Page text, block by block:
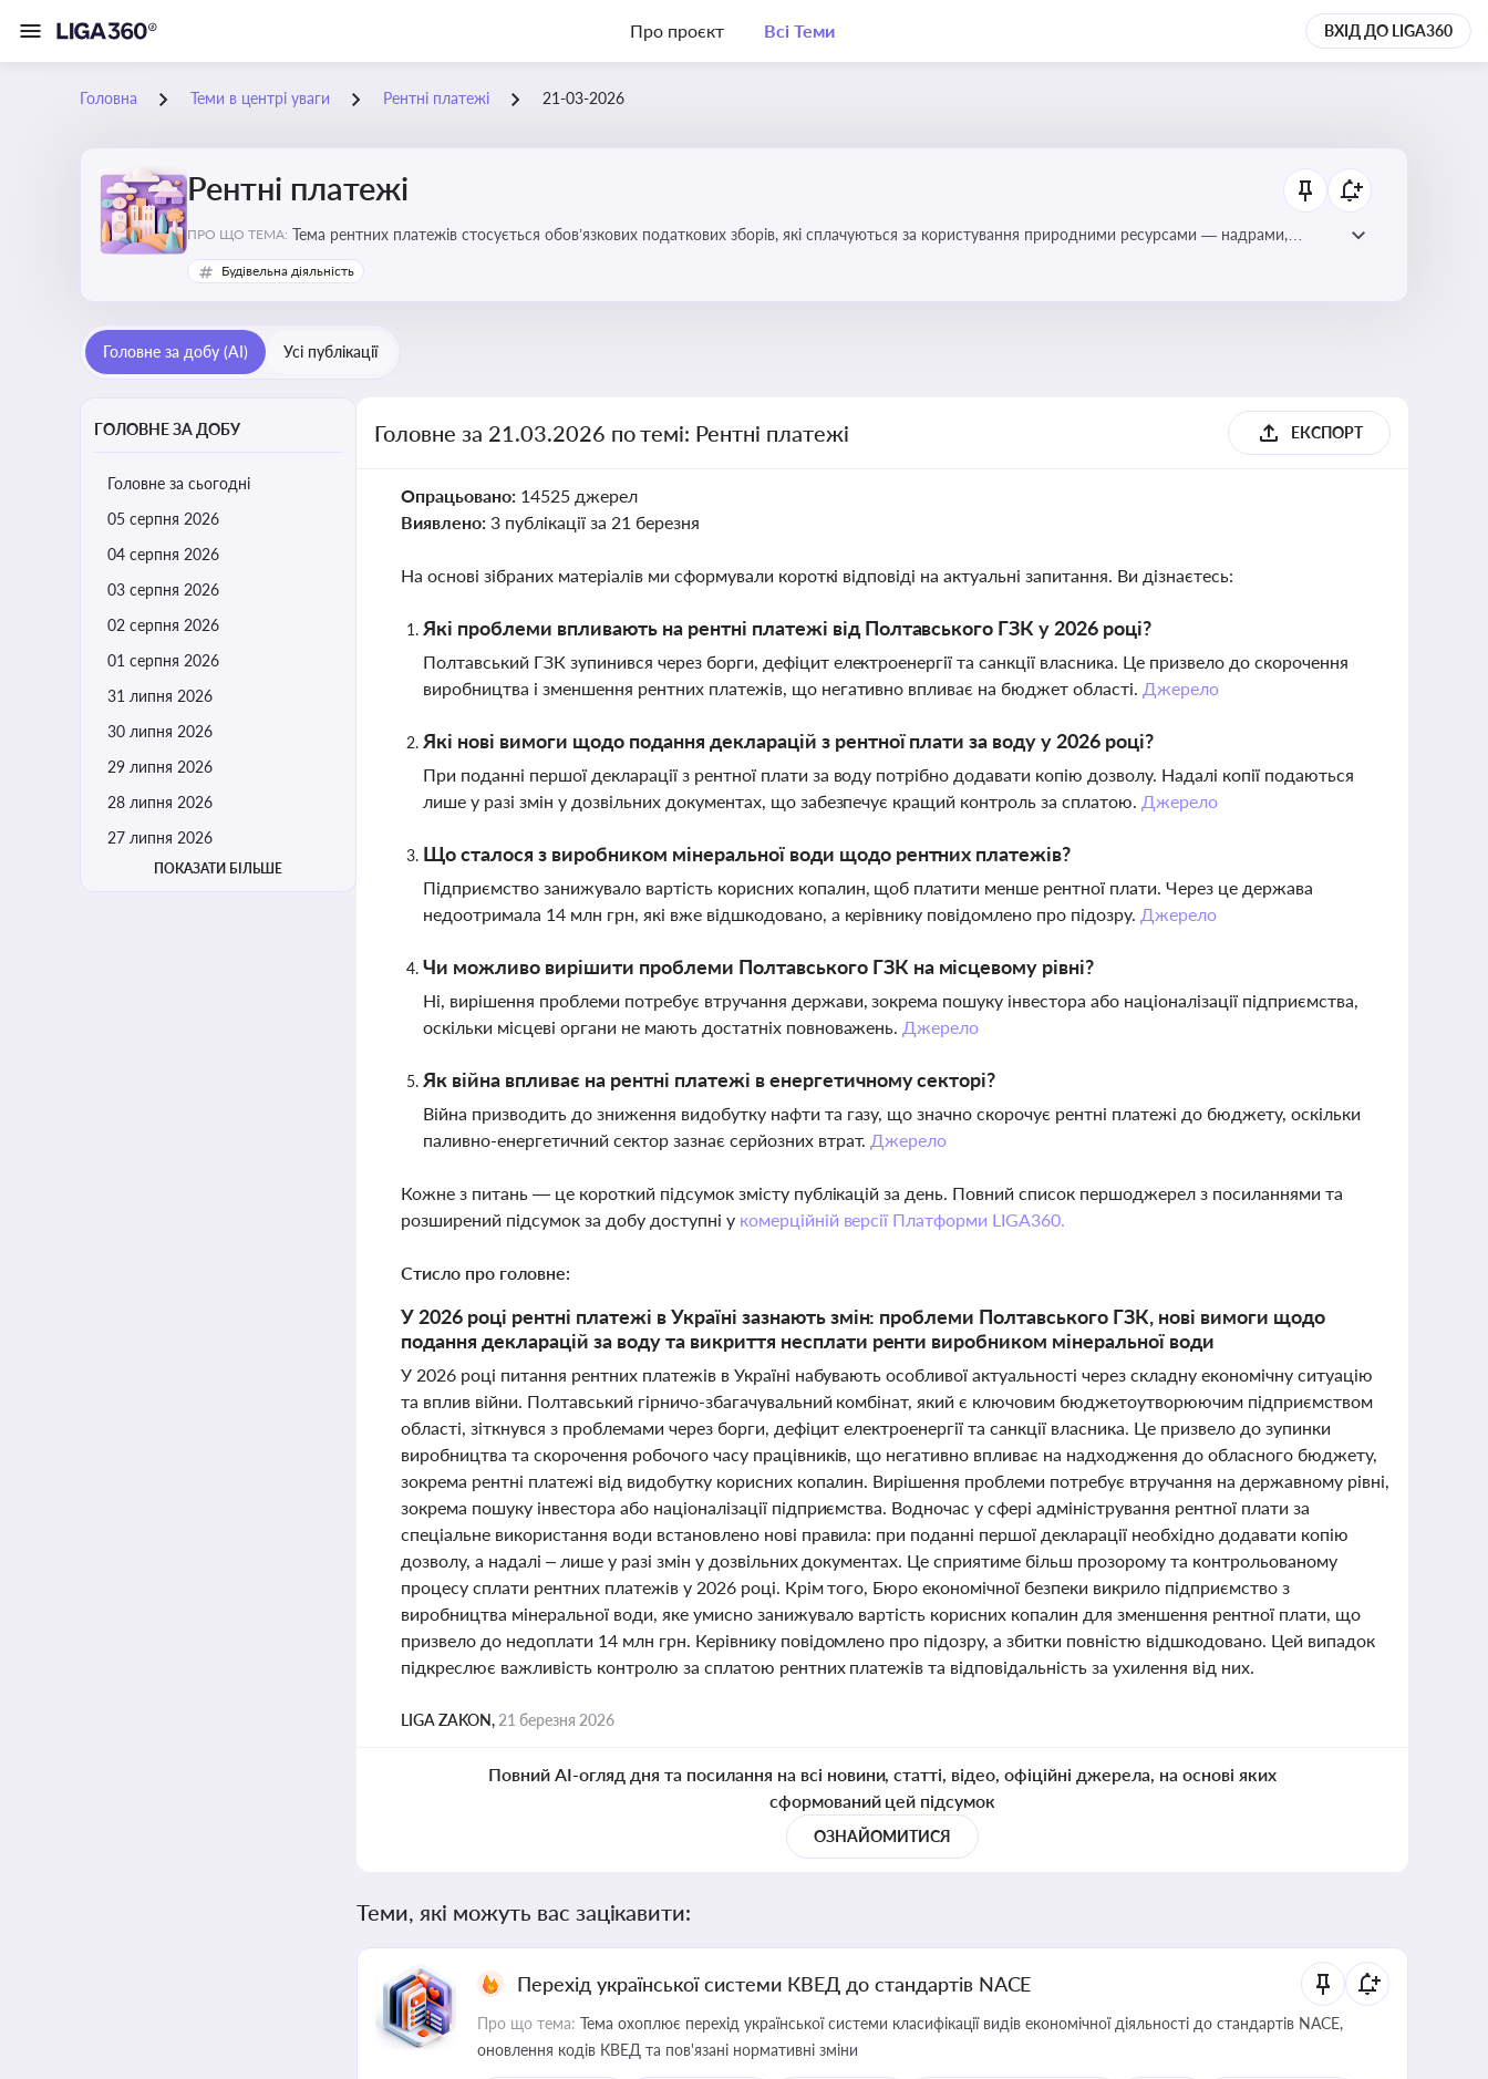
Про проєкт Всі Теми ВХІД ДО LIGA360
Головна Теми в центрі уваги Рентні платежі 21-03-2026
Рентні платежі
ПРО ЩО ТЕМА: Тема рентних платежів стосується обов’язкових податкових зборів, які сплачуються за користування природними ресурсами — надрами,
водою, лісами
Будівельна діяльність
Головне за добу (AI) Усі публікації
ГОЛОВНЕ ЗА ДОБУ
Головне за сьогодні
05 серпня 2026
04 серпня 2026
03 серпня 2026
02 серпня 2026
01 серпня 2026
31 липня 2026
30 липня 2026
29 липня 2026
28 липня 2026
27 липня 2026
ПОКАЗАТИ БІЛЬШЕ
Головне за 21.03.2026 по темі: Рентні платежі ЕКСПОРТ
Опрацьовано: 14525 джерел
Виявлено: 3 публікації за 21 березня
На основі зібраних матеріалів ми сформували короткі відповіді на актуальні запитання. Ви дізнаєтесь:
Які проблеми впливають на рентні платежі від Полтавського ГЗК у 2026 році?
Полтавський ГЗК зупинився через борги, дефіцит електроенергії та санкції власника. Це призвело до скорочення
виробництва і зменшення рентних платежів, що негативно впливає на бюджет області. Джерело
Які нові вимоги щодо подання декларацій з рентної плати за воду у 2026 році?
При поданні першої декларації з рентної плати за воду потрібно додавати копію дозволу. Надалі копії подаються
лише у разі змін у дозвільних документах, що забезпечує кращий контроль за сплатою. Джерело
Що сталося з виробником мінеральної води щодо рентних платежів?
Підприємство занижувало вартість корисних копалин, щоб платити менше рентної плати. Через це держава
недоотримала 14 млн грн, які вже відшкодовано, а керівнику повідомлено про підозру. Джерело
Чи можливо вирішити проблеми Полтавського ГЗК на місцевому рівні?
Ні, вирішення проблеми потребує втручання держави, зокрема пошуку інвестора або націоналізації підприємства,
оскільки місцеві органи не мають достатніх повноважень. Джерело
Як війна впливає на рентні платежі в енергетичному секторі?
Війна призводить до зниження видобутку нафти та газу, що значно скорочує рентні платежі до бюджету, оскільки
паливно-енергетичний сектор зазнає серйозних втрат. Джерело
Кожне з питань — це короткий підсумок змісту публікацій за день. Повний список першоджерел з посиланнями та
розширений підсумок за добу доступні у комерційній версії Платформи LIGA360.
Стисло про головне:
У 2026 році рентні платежі в Україні зазнають змін: проблеми Полтавського ГЗК, нові вимоги щодо
подання декларацій за воду та викриття несплати ренти виробником мінеральної води
У 2026 році питання рентних платежів в Україні набувають особливої актуальності через складну економічну ситуацію
та вплив війни. Полтавський гірничо-збагачувальний комбінат, який є ключовим бюджетоутворюючим підприємством
області, зіткнувся з проблемами через борги, дефіцит електроенергії та санкції власника. Це призвело до зупинки
виробництва та скорочення робочого часу працівників, що негативно впливає на надходження до обласного бюджету,
зокрема рентні платежі від видобутку корисних копалин. Вирішення проблеми потребує втручання на державному рівні,
зокрема пошуку інвестора або націоналізації підприємства. Водночас у сфері адміністрування рентної плати за
спеціальне використання води встановлено нові правила: при поданні першої декларації необхідно додавати копію
дозволу, а надалі – лише у разі змін у дозвільних документах. Це сприятиме більш прозорому та контрольованому
процесу сплати рентних платежів у 2026 році. Крім того, Бюро економічної безпеки викрило підприємство з
виробництва мінеральної води, яке умисно занижувало вартість корисних копалин для зменшення рентної плати, що
призвело до недоплати 14 млн грн. Керівнику повідомлено про підозру, а збитки повністю відшкодовано. Цей випадок
підкреслює важливість контролю за сплатою рентних платежів та відповідальність за ухилення від них.
LIGA ZAKON, 21 березня 2026
Повний AI-огляд дня та посилання на всі новини, статті, відео, офіційні джерела, на основі яких
сформований цей підсумок
ОЗНАЙОМИТИСЯ
Теми, які можуть вас зацікавити:
Перехід української системи КВЕД до стандартів NACE
Про що тема: Тема охоплює перехід української системи класифікації видів економічної діяльності до стандартів NACE,
оновлення кодів КВЕД та пов'язані нормативні зміни